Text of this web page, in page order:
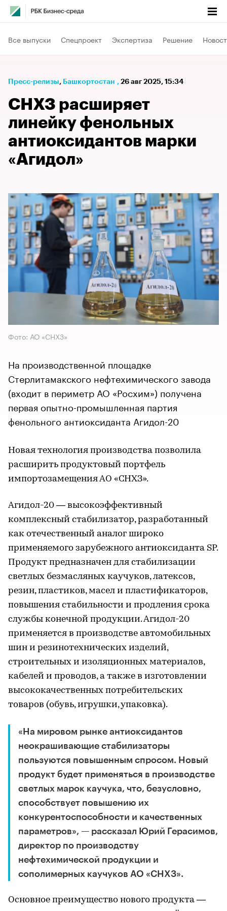
Все выпуски Спецпроект Экспертиза Решение
Пресс-релизы⁠, Башкортостан , 26 авг 2025, 15:34
СНХЗ расширяет
линейку фенольных
антиоксидантов марки
«Агидол»
Фото: АО «СНХЗ»
На производственной площадке
Стерлитамакского нефтехимического завода
(входит в периметр АО «Росхим») получена
первая опытно-промышленная партия
фенольного антиоксиданта Агидол-20
Новая технология производства позволила
расширить продуктовый портфель
импортозамещения АО «СНХЗ».
Агидол-20 — высокоэффективный
комплексный стабилизатор, разработанный
как отечественный аналог широко
применяемого зарубежного антиоксиданта SP.
Продукт предназначен для стабилизации
светлых безмасляных каучуков, латексов,
резин, пластиков, масел и пластификаторов,
повышения стабильности и продления срока
службы конечной продукции. Агидол-20
применяется в производстве автомобильных
шин и резинотехнических изделий,
строительных и изоляционных материалов,
кабелей и проводов, а также в изготовлении
высококачественных потребительских
товаров (обувь, игрушки, упаковка).
«На мировом рынке антиоксидантов
неокрашивающие стабилизаторы
пользуются повышенным спросом. Новый
продукт будет применяться в производстве
светлых марок каучука, что, безусловно,
способствует повышению их
конкурентоспособности и качественных
параметров», — рассказал Юрий Герасимов,
директор по производству
нефтехимической продукции и
сополимерных каучуков АО «СНХЗ».
Основное преимущество нового продукта —